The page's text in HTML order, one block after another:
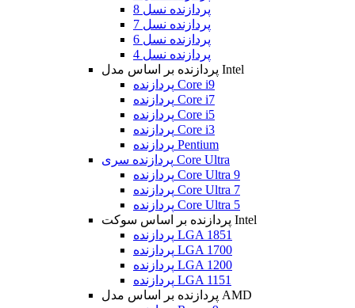
پردازنده نسل 8
پردازنده نسل 7
پردازنده نسل 6
پردازنده نسل 4
پردازنده بر اساس مدل Intel
پردازنده Core i9
پردازنده Core i7
پردازنده Core i5
پردازنده Core i3
پردازنده Pentium
پردازنده سری Core Ultra
پردازنده Core Ultra 9
پردازنده Core Ultra 7
پردازنده Core Ultra 5
پردازنده بر اساس سوکت Intel
پردازنده LGA 1851
پردازنده LGA 1700
پردازنده LGA 1200
پردازنده LGA 1151
پردازنده بر اساس مدل AMD